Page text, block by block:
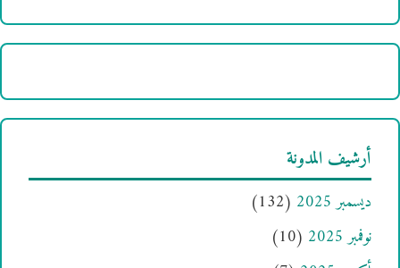
أرشيف المدونة
ديسمبر 2025
(132)
نوفمبر 2025
(10)